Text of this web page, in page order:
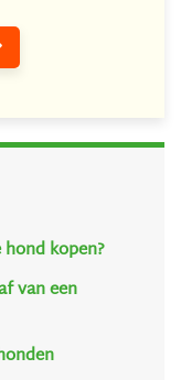
kopen?
van een